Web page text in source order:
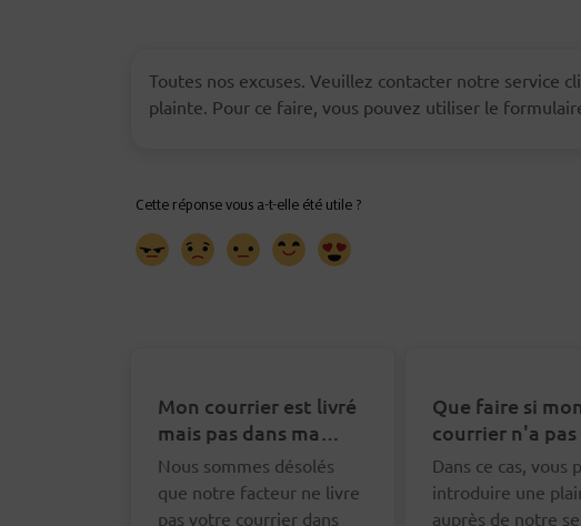
Toutes nos excuses. Veuillez contacter notre service
plainte. Pour ce faire, vous pouvez utiliser le
Mon courrier est livré
mais pas dans ma
boîte aux lettres. Que
puis-je faire ?
Nous sommes désolés
que notre facteur ne livre
pas votre courrier dans
Que faire si mon
courrier n'a
distribué ?
Dans ce cas, vous
introduire une
auprès de notre